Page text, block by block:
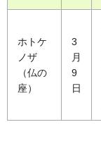
ホトケ
ノザ
（仏の
座）
3
月
9
日